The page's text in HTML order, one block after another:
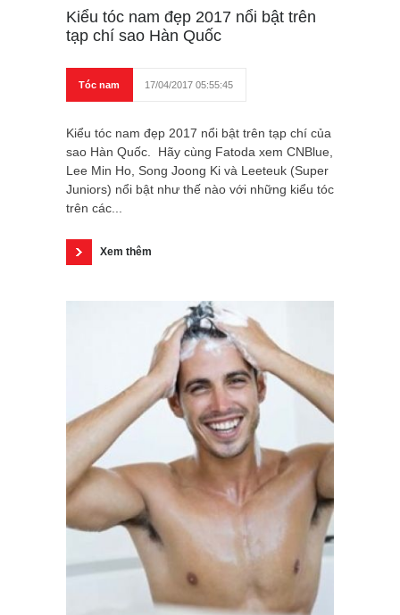
Kiểu tóc nam đẹp 2017 nổi bật trên
tạp chí sao Hàn Quốc
Tóc nam 17/04/2017 05:55:45
Kiểu tóc nam đẹp 2017 nổi bật trên tạp chí của
sao Hàn Quốc. Hãy cùng Fatoda xem CNBlue,
Lee Min Ho, Song Joong Ki và Leeteuk (Super
Juniors) nổi bật như thế nào với những kiểu tóc
trên các...
Xem thêm